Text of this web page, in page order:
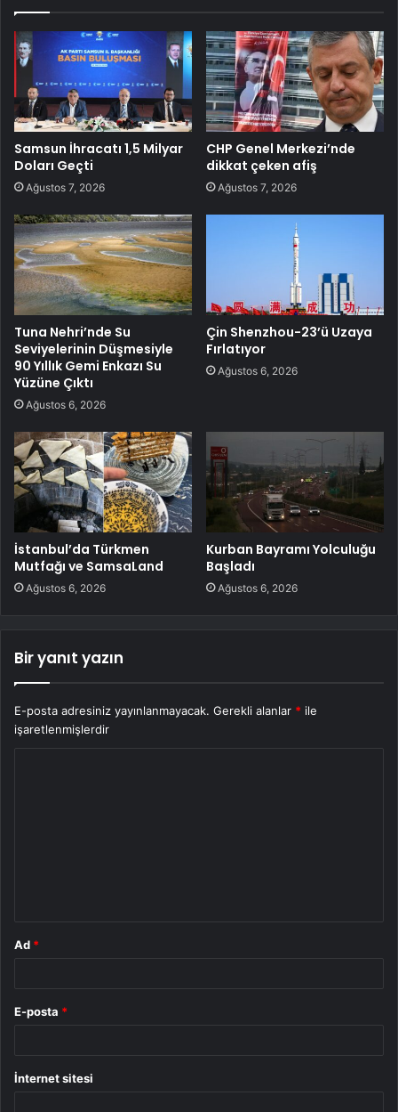
Samsun İhracatı 1,5 Milyar
Doları Geçti
Ağustos 7, 2026
CHP Genel Merkezi’nde
dikkat çeken afiş
Ağustos 7, 2026
Tuna Nehri’nde Su
Seviyelerinin Düşmesiyle
90 Yıllık Gemi Enkazı Su
Yüzüne Çıktı
Ağustos 6, 2026
Çin Shenzhou-23’ü Uzaya
Fırlatıyor
Ağustos 6, 2026
İstanbul’da Türkmen
Mutfağı ve SamsaLand
Ağustos 6, 2026
Kurban Bayramı Yolculuğu
Başladı
Ağustos 6, 2026
Bir yanıt yazın
E-posta adresiniz yayınlanmayacak. Gerekli alanlar * ile
işaretlenmişlerdir
Ad *
E-posta *
İnternet sitesi